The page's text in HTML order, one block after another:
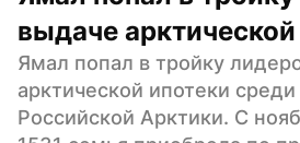
выдаче
Ямал попал в тройку
арктической ипотеки
Российской Арктики. С